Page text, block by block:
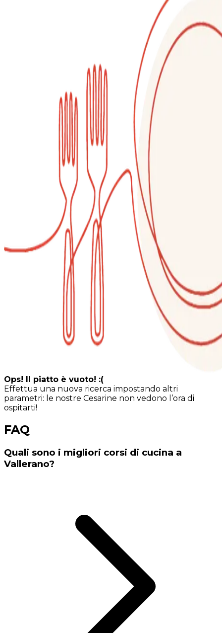
Ops! Il piatto è vuoto! :(
Effettua una nuova ricerca impostando altri
parametri: le nostre Cesarine non vedono l’ora di
ospitarti!
FAQ
Quali sono i migliori corsi di cucina a
Vallerano?